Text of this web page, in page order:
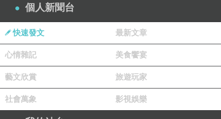
個人新聞台
快速發文 最新文章
心情雜記 美食饗宴
藝文欣賞 旅遊玩家
社會萬象 影視娛樂